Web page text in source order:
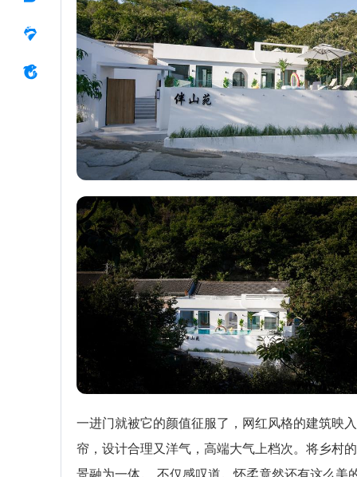
一进门就被它的颜值征服了，网红风格的建筑映
帘，设计合理又洋气，高端大气上档次。将乡村
景融为一体。 不仅感叹道。怀柔竟然还有这么美